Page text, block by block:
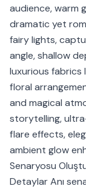
audience, warm
dramatic yet
fairy lights,
angle, shallow
luxurious fabrics
floral
and magical
storytelling,
flare effects,
ambient glow
Senaryosu
Detaylar Anı